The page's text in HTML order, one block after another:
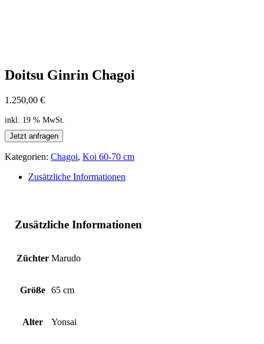
Doitsu Ginrin Chagoi
1.250,00 €
inkl. 19 % MwSt.
Jetzt anfragen
Kategorien: Chagoi, Koi 60-70 cm
Zusätzliche Informationen
Zusätzliche Informationen
Züchter Marudo
Größe 65 cm
Alter Yonsai